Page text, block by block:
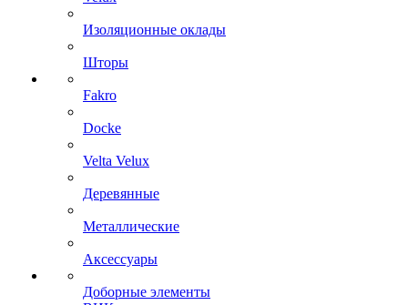
Изоляционные оклады
Шторы
Fakro
Docke
Velta Velux
Деревянные
Металлические
Аксессуары
Доборные элементы